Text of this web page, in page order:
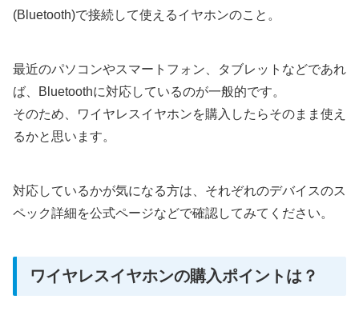
(Bluetooth)で接続して使えるイヤホンのこと。
最近のパソコンやスマートフォン、タブレットなどであれ
ば、Bluetoothに対応しているのが一般的です。
そのため、ワイヤレスイヤホンを購入したらそのまま使え
るかと思います。
対応しているかが気になる方は、それぞれのデバイスのス
ペック詳細を公式ページなどで確認してみてください。
ワイヤレスイヤホンの購入ポイントは？